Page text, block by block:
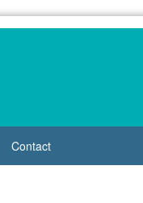
Contact